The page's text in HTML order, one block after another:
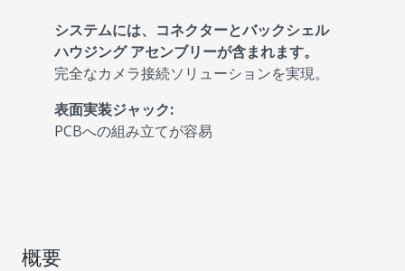
システムには、コネクターとバックシェル
ハウジング アセンブリーが含まれます。
完全なカメラ接続ソリューションを実現。
表面実装ジャック:
PCBへの組み立てが容易
概要